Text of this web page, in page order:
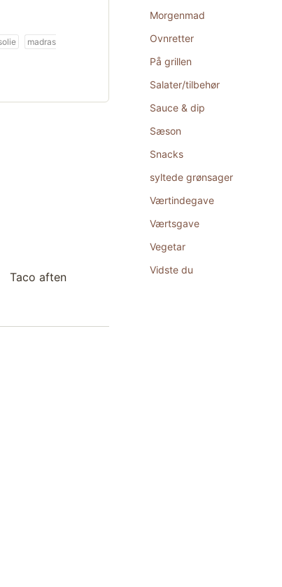
madras
Taco aften
Morgenmad
Ovnretter
På grillen
Salater/tilbehør
Sauce & dip
Sæson
Snacks
syltede grønsager
Værtindegave
Værtsgave
Vegetar
Vidste du